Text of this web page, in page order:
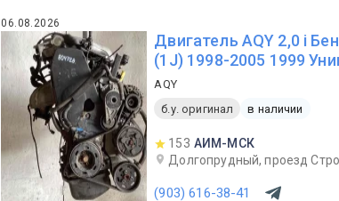
06.08.2026
Двигатель AQY 2,0 i
(1J) 1998-2005 1999
AQY
б.у. оригинал
в наличии
153 АИМ-МСК
Долгопрудный, проезд
(903) 616-38-41